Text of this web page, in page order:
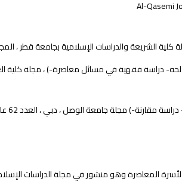
الإسلامية بجامعة قطر ، المجلد 37 العدد 2 عام
دراسة فقهية في مسائل معاصرة-) ، مجلة كلية
) مجلة جامعة الوصل ، دبي ، العدد 62 عام 2021 م .
وهو منشور في مجلة الدراسات الإسلامية عام 2008م،